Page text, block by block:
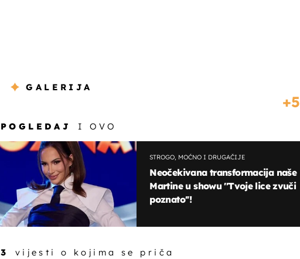
GALERIJA
5
POGLEDAJ I OVO
STROGO, MOĆNO I DRUGAČIJE
Neočekivana transformacija naše
Martine u showu ''Tvoje lice zvuči
poznato''!
3 vijesti o kojima se priča